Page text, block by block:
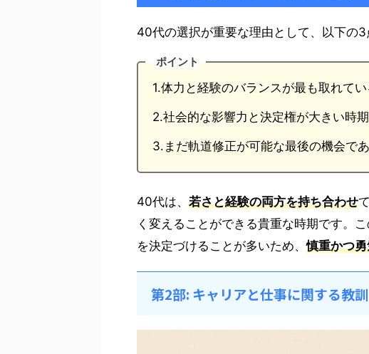
40代の選択が重要な理由として、以下の3
ポイント
1.体力と経験のバランスが最も取れて
2.社会的な影響力と決定権が大きい時
3.まだ軌道修正が可能な最後の機会で
40代は、 若さと経験の両方を持ち合わせ
く変えることができる貴重な時期です。
を決定づけることが多いため、慎重かつ
第2部: キャリアと仕事に関する教訓